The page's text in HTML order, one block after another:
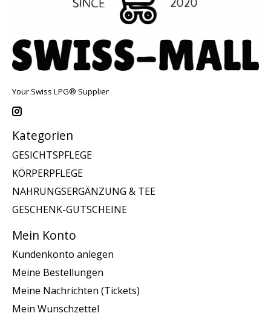
Your Swiss LPG® Supplier
Kategorien
GESICHTSPFLEGE
KÖRPERPFLEGE
NAHRUNGSERGÄNZUNG & TEE
GESCHENK-GUTSCHEINE
Mein Konto
Kundenkonto anlegen
Meine Bestellungen
Meine Nachrichten (Tickets)
Mein Wunschzettel